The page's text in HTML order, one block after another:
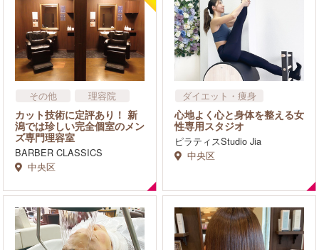
その他 理容院
カット技術に定評あり！ 新
潟では珍しい完全個室のメン
ズ専門理容室
BARBER CLASSICS
中央区
ダイエット・痩身
リラクゼーション・マッサ
ージ
スポーツスクール・ジム
心地よく心と身体を整える女
性専用スタジオ
ピラティスStudio Jia
中央区